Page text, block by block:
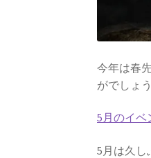
今年は春
がでしょ
5月のイベ
5月は久し